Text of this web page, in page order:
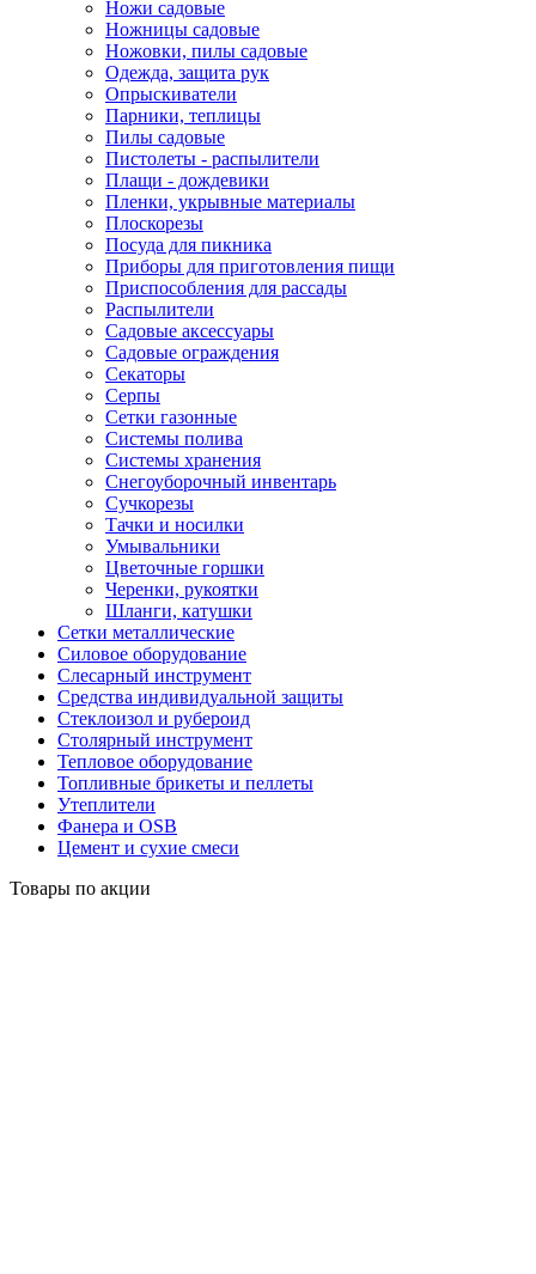
Ножи садовые
Ножницы садовые
Ножовки, пилы садовые
Одежда, защита рук
Опрыскиватели
Парники, теплицы
Пилы садовые
Пистолеты - распылители
Плащи - дождевики
Пленки, укрывные материалы
Плоскорезы
Посуда для пикника
Приборы для приготовления пищи
Приспособления для рассады
Распылители
Садовые аксессуары
Садовые ограждения
Секаторы
Серпы
Сетки газонные
Системы полива
Системы хранения
Снегоуборочный инвентарь
Сучкорезы
Тачки и носилки
Умывальники
Цветочные горшки
Черенки, рукоятки
Шланги, катушки
Сетки металлические
Силовое оборудование
Слесарный инструмент
Средства индивидуальной защиты
Стеклоизол и рубероид
Столярный инструмент
Тепловое оборудование
Топливные брикеты и пеллеты
Утеплители
Фанера и OSB
Цемент и сухие смеси
Товары по акции